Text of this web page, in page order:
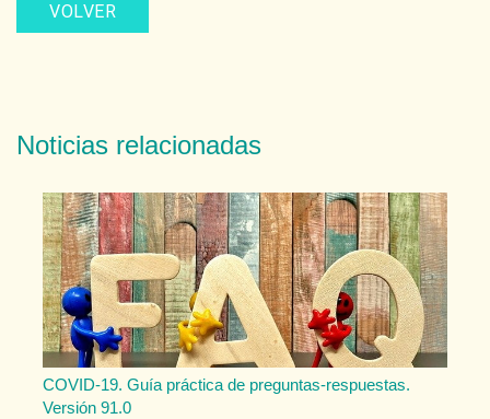
VOLVER
Noticias relacionadas
COVID-19. Guía práctica de preguntas-respuestas.
Versión 91.0